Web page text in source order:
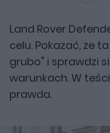
Land Rover
celu. Pokazać, że
grubo" i sprawdzi
warunkach. W
prawda.